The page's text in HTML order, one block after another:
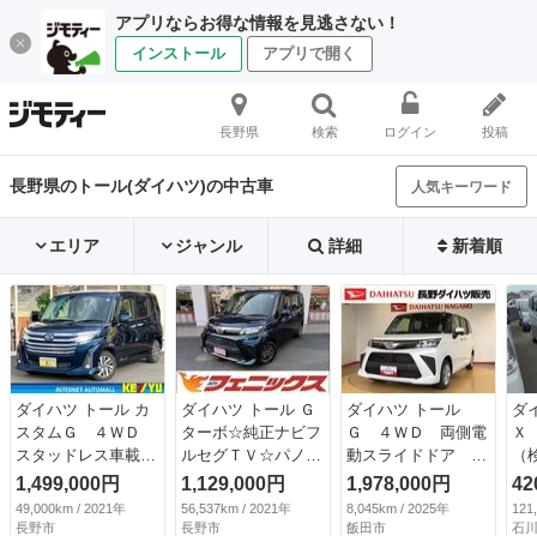
アプリならお得な情報を見逃さない！
インストール アプリで開く
長野県 検索 ログイン 投稿
長野県のトール(ダイハツ)の中古車 人気キーワード
エリア ジャンル 詳細 新着順
ダイハツ トール カ
スタムＧ ４ＷＤ
スタッドレス車載
ナビ Ｂｌｕｅｔｏ
ｏｔｈ フルセグＴ
Ｖ バックカメラ
1,499,000円
49,000km / 2021年
長野市
ダイハツ トール Ｇ
ターボ☆純正ナビフ
ルセグＴＶ☆パノラ
マモニター☆ ＥＴ
Ｃ☆ドラレコ☆ＵＳ
Ｂ電源☆両側パワス
1,129,000円
56,537km / 2021年
長野市
ダイハツ トール
Ｇ ４ＷＤ 両側電
動スライドドア 衝
突被害軽減システ
ム 横滑り防止機
能 オートライト
1,978,000円
8,045km / 2025年
飯田市
ダ
Ｘ
石